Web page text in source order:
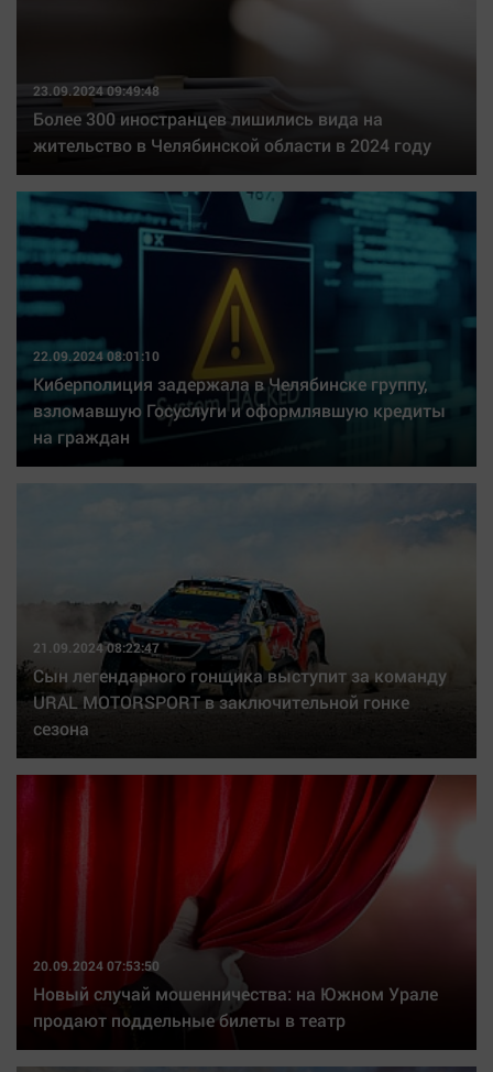
23.09.2024 09:49:48
Более 300 иностранцев лишились вида на
жительство в Челябинской области в 2024 году
22.09.2024 08:01:10
Киберполиция задержала в Челябинске группу,
взломавшую Госуслуги и оформлявшую кредиты
на граждан
21.09.2024 08:22:47
Сын легендарного гонщика выступит за команду
URAL MOTORSPORT в заключительной гонке
сезона
20.09.2024 07:53:50
Новый случай мошенничества: на Южном Урале
продают поддельные билеты в театр